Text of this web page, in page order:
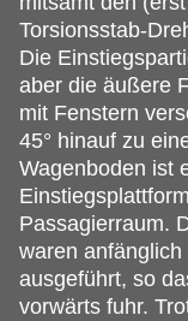
Torsionsstab-
Die
aber die äußere
mit Fenstern
45° hinauf zu
Wagenboden ist
Passagierraum.
waren
ausgeführt, so
vorwärts fuhr.